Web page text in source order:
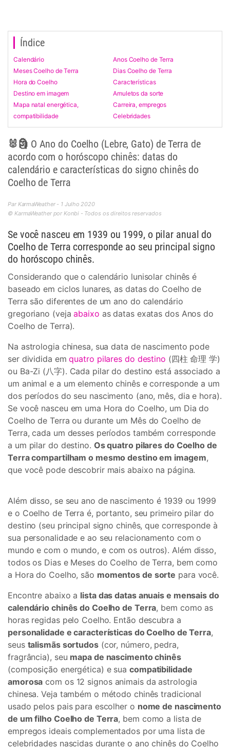
Índice
Calendário
Anos Coelho de Terra
Meses Coelho de Terra
Dias Coelho de Terra
Hora do Coelho
Características
Destino em imagem
Amuletos da sorte
Mapa natal energética,
compatibilidade
Carreira, empregos
Celebridades
🐰🗿 O Ano do Coelho (Lebre, Gato) de Terra de
acordo com o horóscopo chinês: datas do
calendário e características do signo chinês do
Coelho de Terra
Par KarmaWeather - 1 Julho 2020
© KarmaWeather por Konbi - Todos os direitos reservados
Se você nasceu em 1939 ou 1999, o pilar anual do
Coelho de Terra corresponde ao seu principal signo
do horóscopo chinês.
Considerando que o calendário lunisolar chinês é
baseado em ciclos lunares, as datas do Coelho de
Terra são diferentes de um ano do calendário
gregoriano (vejaabaixo as datas exatas dos Anos do
Coelho de Terra).
Na astrologia chinesa, sua data de nascimento pode
ser dividida emquatro pilares do destino (四柱 命理 学)
ou Ba-Zi (八字). Cada pilar do destino está associado a
um animal e a um elemento chinês e corresponde a um
dos períodos do seu nascimento (ano, mês, dia e hora).
Se você nasceu em uma Hora do Coelho, um Dia do
Coelho de Terra ou durante um Mês do Coelho de
Terra, cada um desses períodos também corresponde
a um pilar do destino. Os quatro pilares do Coelho de
Terra compartilham o mesmo destino em imagem,
que você pode descobrir mais abaixo na página.
Além disso, se seu ano de nascimento é 1939 ou 1999
e o Coelho de Terra é, portanto, seu primeiro pilar do
destino (seu principal signo chinês, que corresponde à
sua personalidade e ao seu relacionamento com o
mundo e com o mundo, e com os outros). Além disso,
todos os Dias e Meses do Coelho de Terra, bem como
a Hora do Coelho, são momentos de sorte para você.
Encontre abaixo a lista das datas anuais e mensais do
calendário chinês do Coelho de Terra, bem como as
horas regidas pelo Coelho. Então descubra a
personalidade e características do Coelho de Terra,
seus talismãs sortudos(cor, número, pedra,
fragrância), seu mapa de nascimento chinês
(composição energética) e sua compatibilidade
amorosa com os 12 signos animais da astrologia
chinesa. Veja também o método chinês tradicional
usado pelos pais para escolher o nome de nascimento
de um filho Coelho de Terra, bem como a lista de
empregos ideais complementados por uma lista de
celebridades nascidas durante o ano chinês do Coelho